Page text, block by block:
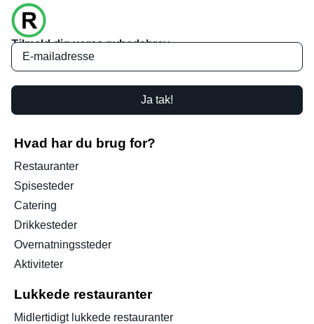
Tilmeld dig vores nyhedsbrev
Ja tak!
Hvad har du brug for?
Restauranter
Spisesteder
Catering
Drikkesteder
Overnatningssteder
Aktiviteter
Lukkede restauranter
Midlertidigt lukkede restauranter